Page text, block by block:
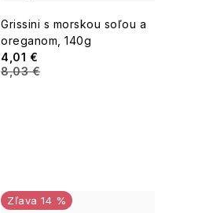
Grissini s morskou soľou a
oreganom, 140g
4,01 €
8,03 €
14 %